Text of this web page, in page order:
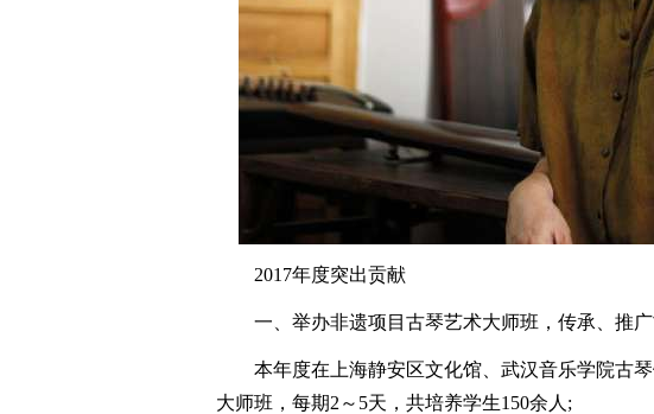
2017年度突出贡献
一、举办非遗项目古琴艺术大师班，传承、推广
本年度在上海静安区文化馆、武汉音乐学院古琴
大师班，每期2～5天，共培养学生150余人;